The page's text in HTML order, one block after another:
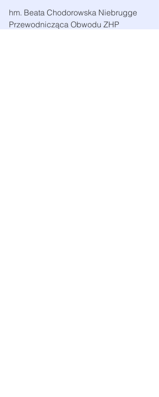
hm. Beata Chodorowska Niebrugge
Przewodnicząca Obwodu ZHP